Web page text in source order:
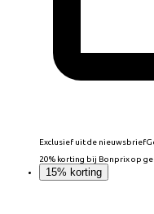
Exclusief uit de nieuwsbrief
20% korting bij Bonprix op
15% korting